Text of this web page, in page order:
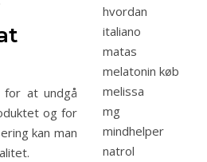
at undgå
og for
kan man
hvordan
italiano
matas
melatonin køb
melissa
mg
mindhelper
natrol